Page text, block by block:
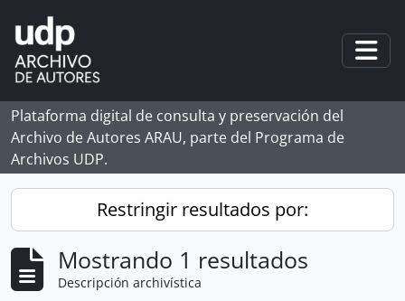
Skip to main content
Plataforma digital de consulta y preservación del
Archivo de Autores ARAU, parte del Programa de
Archivos UDP.
Restringir resultados por:
Mostrando 1 resultados
Descripción archivística